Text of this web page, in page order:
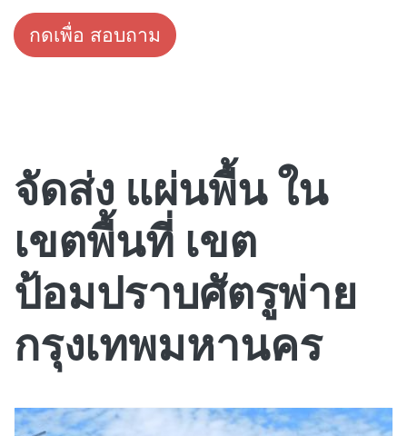
กดเพื่อ สอบถาม
จัดส่ง แผ่นพื้น ใน
เขตพื้นที่ เขต
ป้อมปราบศัตรูพ่าย
กรุงเทพมหานคร